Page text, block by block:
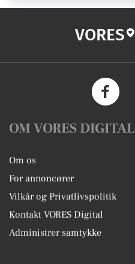
VORES
OM VORES DIGITAL
Om os
For annoncører
Vilkår og Privatlivspolitik
Kontakt VORES Digital
Administrer samtykke